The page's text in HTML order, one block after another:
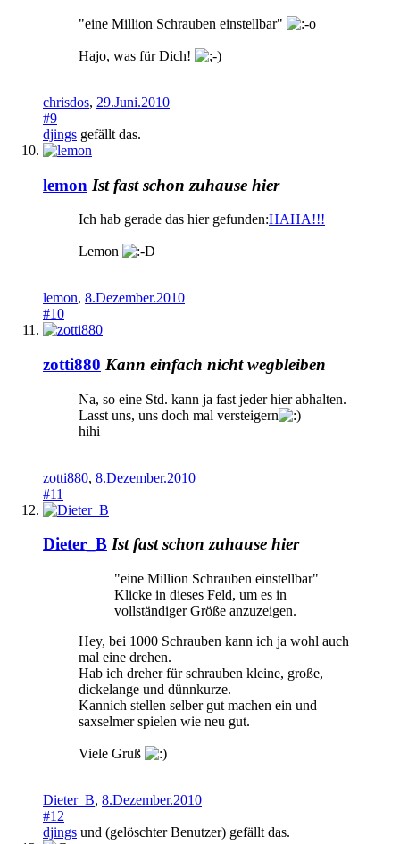
"eine Million Schrauben einstellbar"
Hajo, was für Dich!
chrisdos, 29.Juni.2010
#9
djings gefällt das.
lemon Ist fast schon zuhause hier
Ich hab gerade das hier gefunden:HAHA!!!
Lemon
lemon, 8.Dezember.2010
#10
zotti880 Kann einfach nicht wegbleiben
Na, so eine Std. kann ja fast jeder hier abhalten.
Lasst uns, uns doch mal versteigern
hihi
zotti880, 8.Dezember.2010
#11
Dieter_B Ist fast schon zuhause hier
"eine Million Schrauben einstellbar"
Klicke in dieses Feld, um es in
vollständiger Größe anzuzeigen.
Hey, bei 1000 Schrauben kann ich ja wohl auch
mal eine drehen.
Hab ich dreher für schrauben kleine, große,
dickelange und dünnkurze.
Kannich stellen selber gut machen ein und
saxselmer spielen wie neu gut.
Viele Gruß
Dieter_B, 8.Dezember.2010
#12
djings und (gelöschter Benutzer) gefällt das.